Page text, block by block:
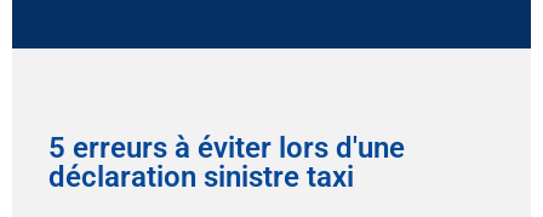
5 erreurs à éviter lors d'une
déclaration sinistre taxi